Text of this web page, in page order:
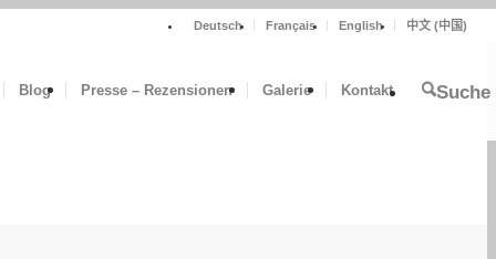
Deutsch Français English 中文 (中国)
Blog Presse – Rezensionen Galerie Kontakt Suche